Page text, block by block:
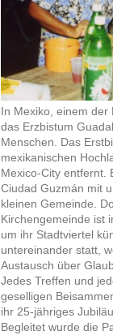
In Mexiko, einem der
das Erzbistum
Menschen. Das
mexikanischen
Mexico-City entfernt.
Ciudad Guzmán mit
kleinen Gemeinde.
Kirchengemeinde ist
um ihr Stadtviertel
untereinander statt,
Austausch über
Jedes Treffen und
geselligen
ihr 25-jähriges
Begleitet wurde die